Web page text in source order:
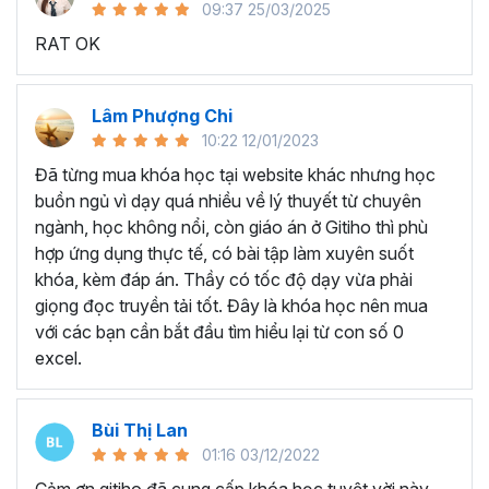
sử dụng Excel sẽ tốn nhiều thời gian, công sức để xử lý
công việc. Hơn nữa, chúng ta cũng không biết những thứ
mình đang thực hiện đúng hay không.
Hiện nay 100% các doanh nghiệp tại Việt Nam
cần tới kỹ năng Excel khi ứng tuyển vào vị trí kế toán, xử
chính... Mỗi cấp độ sẽ có yêu cầu thành thạo Excel xử lý
công việc khác nhau.
Chính vì điều đó Gitiho đã mở khóa học vềThủ thuật
Excel cập nhật hàng tuần - EXG02 với hơn7h+ học
cùng với92 tài liệu đính kèmbạn sẽ nhận được nhiều lợi
ích vô tận như:
Giảng viên là những người có trình độ chuyên môn
cao, kinh nghiệm thực tiễn dày dặn đã và đang đào
VPBank, FPT software, Vietcombank, MIC, Tập
đoàn Thành Công, TH True Milk
09:37 25/03/2025
RAT OK
Lâm Phượng Chi
10:22 12/01/2023
Đã từng mua khóa học tại website khác nhưng học
buồn ngủ vì dạy quá nhiều về lý thuyết từ chuyên
ngành, học không nổi, còn giáo án ở Gitiho thì phù
hợp ứng dụng thực tế, có bài tập làm xuyên suốt
khóa, kèm đáp án. Thầy có tốc độ dạy vừa phải
giọng đọc truyền tải tốt. Đây là khóa học nên mua
với các bạn cần bắt đầu tìm hiểu lại từ con số 0
excel.
Bùi Thị Lan
01:16 03/12/2022